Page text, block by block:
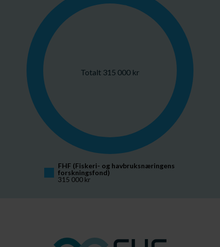
Totalt 315 000 kr
FHF (Fiskeri- og havbruksnæringens
forskningsfond)
315 000 kr